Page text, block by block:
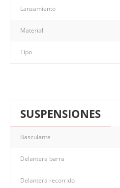
Lanzamiento
Material
Tipo
SUSPENSIONES
Basculante
Delantera barra
Delantera recorrido